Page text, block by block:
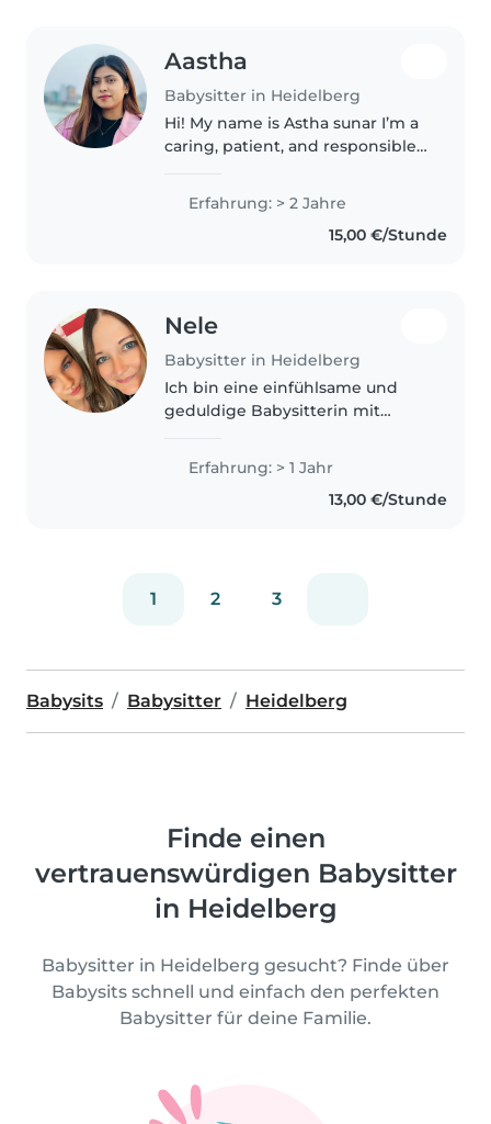
Aastha
Babysitter in Heidelberg
Hi! My name is Astha sunar I’m a
caring, patient, and responsible
spending time with children. I
have experience with kids of
different ages and always..
Erfahrung: > 2 Jahre
15,00 €/Stunde
Nele
Babysitter in Heidelberg
Ich bin eine einfühlsame und
geduldige Babysitterin mit
Betreuung von Kindern im Alter
von Kleinkindern bis Teenagern.
Ich habe eine Erste-Hilfe-
Erfahrung: > 1 Jahr
13,00 €/Stunde
1 2 3
Babysits Babysitter Heidelberg
Finde einen
vertrauenswürdigen Babysitter
in Heidelberg
Babysitter in Heidelberg gesucht? Finde über
Babysits schnell und einfach den perfekten
Babysitter für deine Familie.